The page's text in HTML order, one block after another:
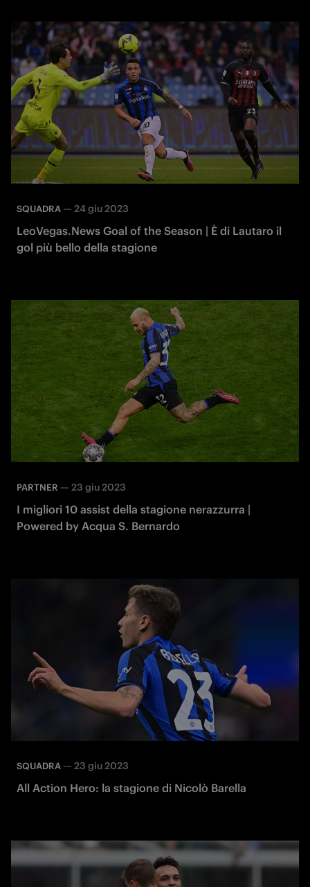
SQUADRA — 24 giu 2023
LeoVegas.News Goal of the Season | È di Lautaro il
gol più bello della stagione
PARTNER — 23 giu 2023
I migliori 10 assist della stagione nerazzurra |
Powered by Acqua S. Bernardo
SQUADRA — 23 giu 2023
All Action Hero: la stagione di Nicolò Barella